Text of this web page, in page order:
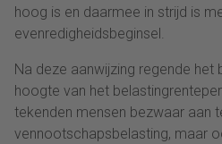
hoog is en daarmee in strijd is
evenredigheidsbeginsel.
Na deze aanwijzing regende het
hoogte van het
tekenden mensen bezwaar aan
vennootschapsbelasting, maar